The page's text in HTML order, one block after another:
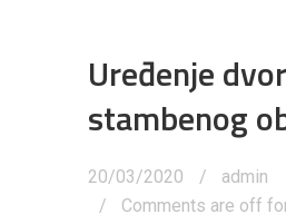
Uređenje
stambenog
20/03/2020
admin
Comments are off